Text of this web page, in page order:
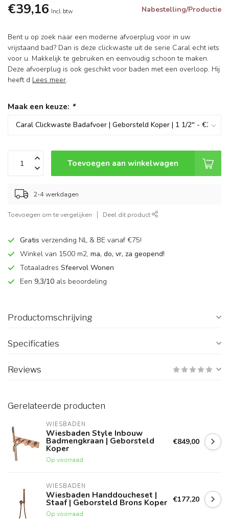
€39,16 Incl. btw Nabestelling/Productie
Bent u op zoek naar een moderne afvoerplug voor in uw
vrijstaand bad? Dan is deze clickwaste uit de serie Caral echt iets
voor u. Makkelijk te gebruiken en eenvoudig schoon te maken.
Deze afvoerplug is ook geschikt voor baden met een overloop. Hij
heeft d Lees meer.
Maak een keuze: *
Toevoegen aan winkelwagen
2-4 werkdagen
Toevoegen om te vergelijken Deel dit product
Gratis verzending NL & BE vanaf €75!
Winkel van 1500 m2, ma, do, vr, za geopend!
Totaaladres Sfeervol Wonen
Een 9,3/10 als beoordeling
Productomschrijving
Specificaties
Reviews
Gerelateerde producten
WIESBADEN
Wiesbaden Style Inbouw
Badmengkraan | Geborsteld
Koper
Op voorraad
€849,00
WIESBADEN
Wiesbaden Handdoucheset |
Staaf | Geborsteld Brons Koper
Op voorraad
€177,20